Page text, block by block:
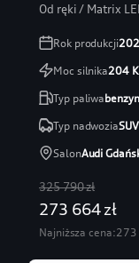
Od ręki / Matrix
Rok produkcji
Moc silnika204
Typ paliwa
Typ nadwoziaSUV
SalonAudi
325 790 zł
273 664 zł
Najniższa cena:273